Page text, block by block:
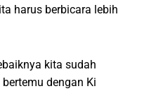
harus berbicara lebih
kita sudah
dengan Ki